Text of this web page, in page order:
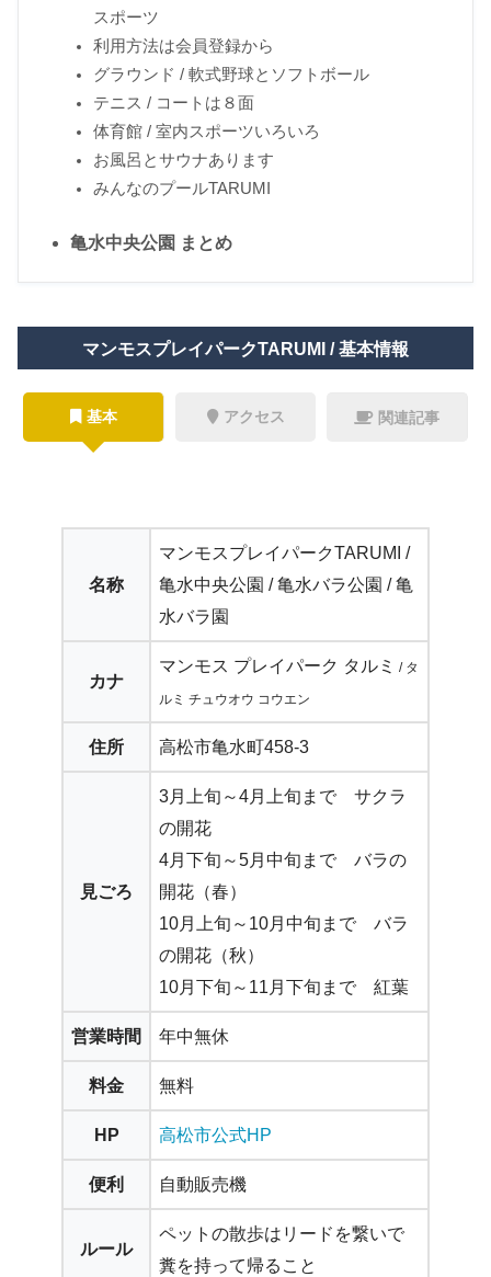
スポーツ
利用方法は会員登録から
グラウンド / 軟式野球とソフトボール
テニス / コートは８面
体育館 / 室内スポーツいろいろ
お風呂とサウナあります
みんなのプールTARUMI
亀水中央公園 まとめ
マンモスプレイパークTARUMI / 基本情報
基本 アクセス 関連記事
名称
マンモスプレイパークTARUMI /
亀水中央公園 / 亀水バラ公園 / 亀
水バラ園
カナ
マンモス プレイパーク タルミ / タ
ルミ チュウオウ コウエン
住所 高松市亀水町458-3
見ごろ
3月上旬～4月上旬まで サクラ
の開花
4月下旬～5月中旬まで バラの
開花（春）
10月上旬～10月中旬まで バラ
の開花（秋）
10月下旬～11月下旬まで 紅葉
営業時間 年中無休
料金 無料
HP 高松市公式HP
便利 自動販売機
ルール
ペットの散歩はリードを繋いで
糞を持って帰ること